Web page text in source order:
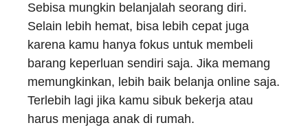
Sebisa mungkin belanjalah seorang diri.
Selain lebih hemat, bisa lebih cepat juga
karena kamu hanya fokus untuk membeli
barang keperluan sendiri saja. Jika memang
memungkinkan, lebih baik belanja online saja.
Terlebih lagi jika kamu sibuk bekerja atau
harus menjaga anak di rumah.